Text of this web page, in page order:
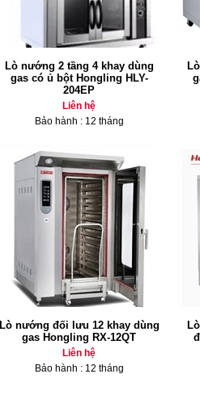
Lò nướng 2 tầng 4 khay dùng
gas có ủ bột Hongling HLY-
204EP
Liên hệ
Bảo hành : 12 tháng
Lò nướng đối lưu 12 khay dùng
gas Hongling RX-12QT
Liên hệ
Bảo hành : 12 tháng